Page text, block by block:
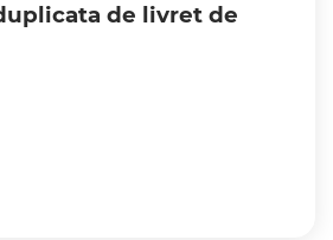
de livret de